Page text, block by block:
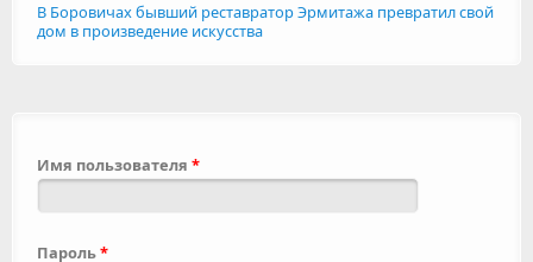
В Боровичах бывший реставратор Эрмитажа превратил свой
дом в произведение искусства
Имя пользователя *
Пароль*